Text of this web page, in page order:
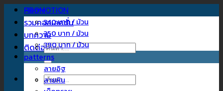
Home
รวมคอลเลคชั่น
บทความ
ติดต่อเรา
ค้นหา:
ค้นหา:
PROMOTION
340 บาท / ม้วน
350 บาท / ม้วน
390 บาท / ม้วน
patterns
ลายอิฐ
ลายหิน